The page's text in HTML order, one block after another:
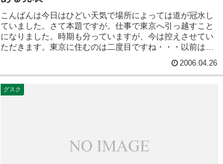
こんばんは今日はひどい天気で場所によっては道が冠水し
ていました。さて本題ですが。仕事で東京へ引っ越すこと
になりました。時期も分っていますが、今は控えさせてい
ただきます。東京に住むのは二度目ですね・・・以前は学
2006.04.26
グスク